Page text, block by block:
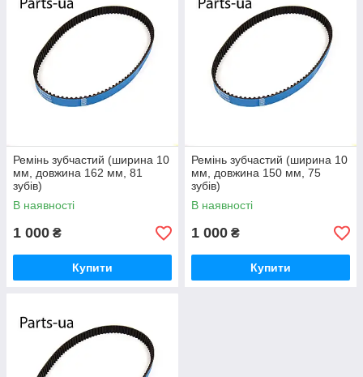
Ремінь зубчастий (ширина 10
мм, довжина 162 мм, 81
зубів)
В наявності
1 000 ₴
Купити
Ремінь зубчастий (ширина 10
мм, довжина 150 мм, 75
зубів)
В наявності
1 000 ₴
Купити